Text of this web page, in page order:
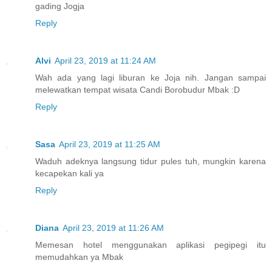
gading Jogja
Reply
Alvi April 23, 2019 at 11:24 AM
Wah ada yang lagi liburan ke Joja nih. Jangan sampai
melewatkan tempat wisata Candi Borobudur Mbak :D
Reply
Sasa April 23, 2019 at 11:25 AM
Waduh adeknya langsung tidur pules tuh, mungkin karena
kecapekan kali ya
Reply
Diana April 23, 2019 at 11:26 AM
Memesan hotel menggunakan aplikasi pegipegi itu
memudahkan ya Mbak